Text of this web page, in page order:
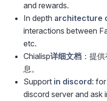
and rewards.
In depth architecture
interactions between
etc.
Chialisp详细文档 ：提
息。
Support in discord:
discord server and ask